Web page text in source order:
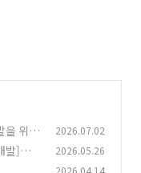
을 위한
2026.07.02
발]을
2026.05.26
2026.04.14